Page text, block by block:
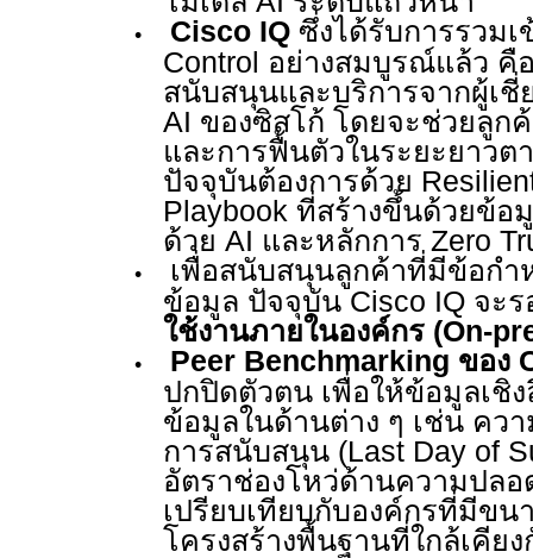
• Cisco IQ ซึ่งได้รับการรวม
Control อย่างสมบูรณ์แล้ว คื
สนับสนุนและบริการจากผู้เ
AI ของซิสโก้ โดยจะช่วยลูก
และการฟื้นตัวในระยะยาว
ปัจจุบันต้องการด้วย
Playbook ที่สร้างขึ้นด้วยข้อ
ด้วย AI และหลักการ Zero
•
เพื่อสนับสนุนลูกค้าที่มีข้อกำ
ข้อมูล ปัจจุบัน Cisco IQ จะร
ใช้งานภายในองค์กร (On-
• Peer Benchmarking ของ
ปกปิดตัวตน เพื่อให้ข้อมูลเชิ
ข้อมูลในด้านต่าง ๆ เช่น คว
การสนับสนุน (Last Day of
อัตราช่องโหว่ด้านความปล
เปรียบเทียบกับองค์กรที่มีขน
โครงสร้างพื้นฐานที่ใกล้เคีย